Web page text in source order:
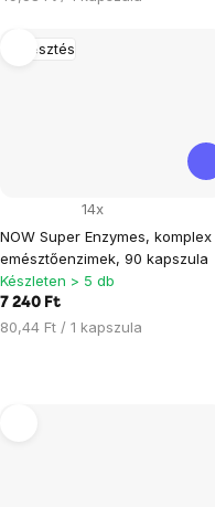
Emésztés
NOW Super Enzymes, komplex
emésztőenzimek, 90 kapszula
14x
Készleten > 5 db
7 240 Ft
Egységár:
80,44 Ft / 1 kapszula